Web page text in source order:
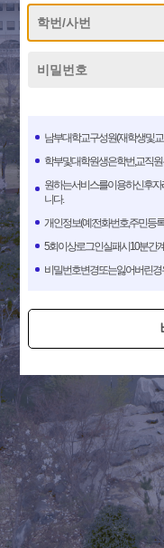
남부대학교 구성원(재학생 및
학부 및 대학원생은 학번, 교직
원하는 서비스를 이용하신 후
니다.
개인정보(예:전화번호,주민등
5회이상 로그인 실패 시 10분간
비밀번호변경 또는 잃어버린 경